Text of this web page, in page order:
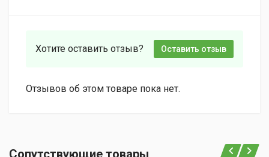
Хотите оставить отзыв? Оставить отзыв
Отзывов об этом товаре пока нет.
Сопутствующие товары